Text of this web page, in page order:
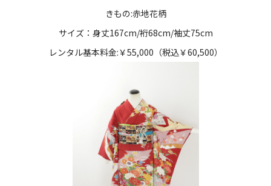
きもの:赤地花柄
サイズ：身丈167cm/裄68cm/袖丈75cm
レンタル基本料金:￥55,000（税込￥60,500）